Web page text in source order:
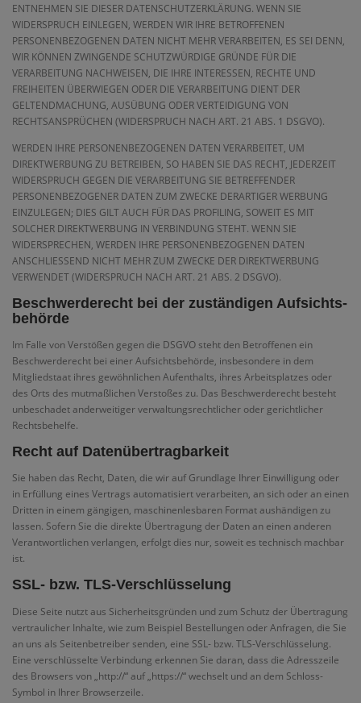
ENTNEHMEN SIE DIESER DATENSCHUTZERKLÄRUNG. WENN SIE
WIDERSPRUCH EINLEGEN, WERDEN WIR IHRE BETROFFENEN
PERSONENBEZOGENEN DATEN NICHT MEHR VERARBEITEN, ES SEI DENN,
WIR KÖNNEN ZWINGENDE SCHUTZWÜRDIGE GRÜNDE FÜR DIE
VERARBEITUNG NACHWEISEN, DIE IHRE INTERESSEN, RECHTE UND
FREIHEITEN ÜBERWIEGEN ODER DIE VERARBEITUNG DIENT DER
GELTENDMACHUNG, AUSÜBUNG ODER VERTEIDIGUNG VON
RECHTSANSPRÜCHEN (WIDERSPRUCH NACH ART. 21 ABS. 1 DSGVO).
WERDEN IHRE PERSONENBEZOGENEN DATEN VERARBEITET, UM
DIREKTWERBUNG ZU BETREIBEN, SO HABEN SIE DAS RECHT, JEDERZEIT
WIDERSPRUCH GEGEN DIE VERARBEITUNG SIE BETREFFENDER
PERSONENBEZOGENER DATEN ZUM ZWECKE DERARTIGER WERBUNG
EINZULEGEN; DIES GILT AUCH FÜR DAS PROFILING, SOWEIT ES MIT
SOLCHER DIREKTWERBUNG IN VERBINDUNG STEHT. WENN SIE
WIDERSPRECHEN, WERDEN IHRE PERSONENBEZOGENEN DATEN
ANSCHLIESSEND NICHT MEHR ZUM ZWECKE DER DIREKTWERBUNG
VERWENDET (WIDERSPRUCH NACH ART. 21 ABS. 2 DSGVO).
Beschwerde­recht bei der zuständigen Aufsichts­
behörde
Im Falle von Verstößen gegen die DSGVO steht den Betroffenen ein
Beschwerderecht bei einer Aufsichtsbehörde, insbesondere in dem
Mitgliedstaat ihres gewöhnlichen Aufenthalts, ihres Arbeitsplatzes oder
des Orts des mutmaßlichen Verstoßes zu. Das Beschwerderecht besteht
unbeschadet anderweitiger verwaltungsrechtlicher oder gerichtlicher
Rechtsbehelfe.
Recht auf Daten­übertrag­barkeit
Sie haben das Recht, Daten, die wir auf Grundlage Ihrer Einwilligung oder
in Erfüllung eines Vertrags automatisiert verarbeiten, an sich oder an einen
Dritten in einem gängigen, maschinenlesbaren Format aushändigen zu
lassen. Sofern Sie die direkte Übertragung der Daten an einen anderen
Verantwortlichen verlangen, erfolgt dies nur, soweit es technisch machbar
ist.
SSL- bzw. TLS-Verschlüsselung
Diese Seite nutzt aus Sicherheitsgründen und zum Schutz der Übertragung
vertraulicher Inhalte, wie zum Beispiel Bestellungen oder Anfragen, die Sie
an uns als Seitenbetreiber senden, eine SSL- bzw. TLS-Verschlüsselung.
Eine verschlüsselte Verbindung erkennen Sie daran, dass die Adresszeile
des Browsers von „http://“ auf „https://“ wechselt und an dem Schloss-
Symbol in Ihrer Browserzeile.